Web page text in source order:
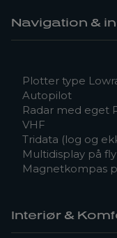
Navigation &
Plotter type
Autopilot
Radar med eget
VHF
Tridata (log og
Multidisplay på
Magnetkompas
Interiør &